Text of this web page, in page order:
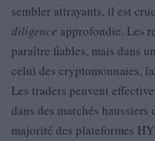
sembler attrayants, il est
diligence approfondie. Les
paraître fiables, mais dans
celui des cryptomonnaies,
Les traders peuvent
dans des marchés
majorité des plateformes